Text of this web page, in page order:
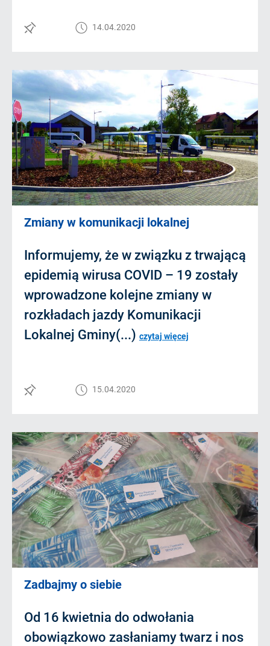
14.04.2020
Zmiany w komunikacji lokalnej
Informujemy, że w związku z trwającą
epidemią wirusa COVID – 19 zostały
wprowadzone kolejne zmiany w
rozkładach jazdy Komunikacji
Lokalnej Gminy(...) czytaj więcej
15.04.2020
Zadbajmy o siebie
Od 16 kwietnia do odwołania
obowiązkowo zasłaniamy twarz i nos